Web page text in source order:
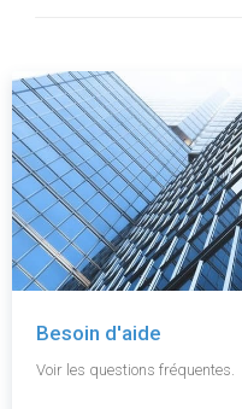
Besoin d'aide
Voir les questions fréquentes.